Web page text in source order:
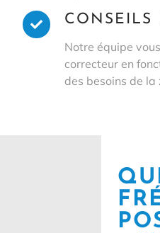
CONSEILS
Notre équipe
correcteur en
des besoins de la